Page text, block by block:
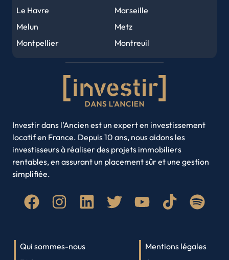
Saint-Denis
Nancy
Le Havre
Marseille
Melun
Metz
Montpellier
Montreuil
Noisy-le-Grand
Saint-Etienne
Toulon
Toulouse
Villeurbanne
Amiens
Brest
Clermont-Ferrand
Limoges
Roubaix
Saint-Denis
Investir dans l’Ancien est un expert en investissement
locatif en France. Depuis 10 ans, nous aidons les
investisseurs à réaliser des projets immobiliers
rentables, en assurant un placement sûr et une gestion
simplifiée.
Qui sommes-nous
Mentions légales